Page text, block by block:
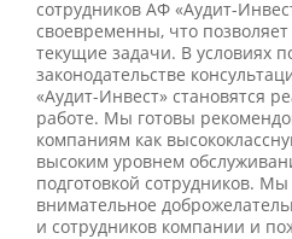
сотрудников АФ «Аудит-
своевременны, что
текущие задачи. В условиях
законодательстве
«Аудит-Инвест» становятся
работе. Мы готовы
компаниям как
высоким уровнем
подготовкой сотрудников.
внимательное
и сотрудников компании и